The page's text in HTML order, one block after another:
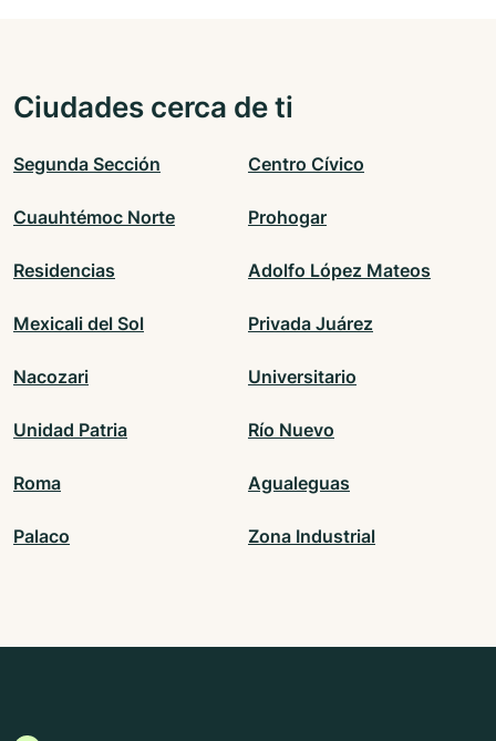
Ciudades cerca de ti
Segunda Sección Centro Cívico
Cuauhtémoc Norte Prohogar
Residencias Adolfo López Mateos
Mexicali del Sol Privada Juárez
Nacozari Universitario
Unidad Patria Río Nuevo
Roma Agualeguas
Palaco Zona Industrial